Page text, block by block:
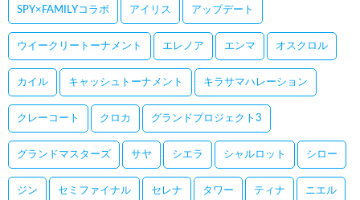
SPY×FAMILYコラボ アイリス アップデート
ウイークリートーナメント エレノア エンマ オスクロル
カイル キャッシュトーナメント キラサマハレーション
クレーコート クロカ グランドプロジェクト3
グランドマスターズ サヤ シエラ シャルロット シロー
ジン セミファイナル セレナ タワー ティナ ニエル